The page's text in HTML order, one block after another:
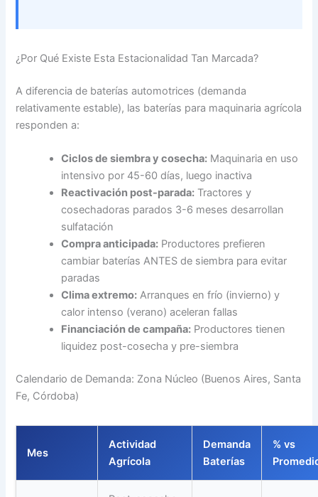
¿Por Qué Existe Esta Estacionalidad Tan Marcada?
A diferencia de baterías automotrices (demanda
relativamente estable), las baterías para maquinaria agrícola
responden a:
Ciclos de siembra y cosecha: Maquinaria en uso
intensivo por 45-60 días, luego inactiva
Reactivación post-parada: Tractores y
cosechadoras parados 3-6 meses desarrollan
sulfatación
Compra anticipada: Productores prefieren
cambiar baterías ANTES de siembra para evitar
paradas
Clima extremo: Arranques en frío (invierno) y
calor intenso (verano) aceleran fallas
Financiación de campaña: Productores tienen
liquidez post-cosecha y pre-siembra
Calendario de Demanda: Zona Núcleo (Buenos Aires, Santa
Fe, Córdoba)
Mes
Actividad
Agrícola
Demanda
Baterías
% vs